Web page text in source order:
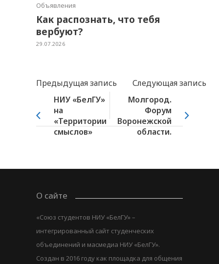
Объявления
Как распознать, что тебя
вербуют?
29.07.2026
Предыдущая запись
Следующая запись
НИУ «БелГУ»
на
«Территории
смыслов»
Молгород.
Форум
Воронежской
области.
О сайте
«Союз студентов НИУ «БелГУ» –
интегрированный сайт студенческих
объединений и масмедиа НИУ «БелГУ».
Создан в 2016 году как площадка для общения